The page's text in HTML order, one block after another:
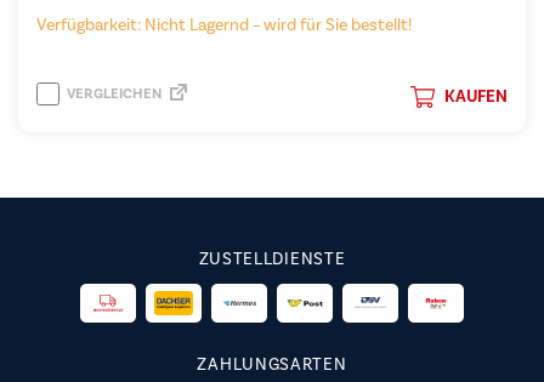
Verfügbarkeit: Nicht Lagernd – wird für Sie bestellt!
KAUFEN
VERGLEICHEN
ZUSTELLDIENSTE
ZAHLUNGSARTEN